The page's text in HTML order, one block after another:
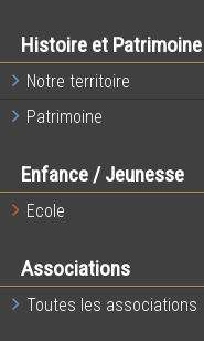
Histoire et Patrimoine
Notre territoire
Patrimoine
Enfance / Jeunesse
Ecole
Associations
Toutes les associations